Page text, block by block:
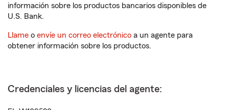
información sobre los productos bancarios disponibles de
U.S. Bank.
Llame o envíe un correo electrónico a un agente para
obtener información sobre los productos.
Credenciales y licencias del agente: